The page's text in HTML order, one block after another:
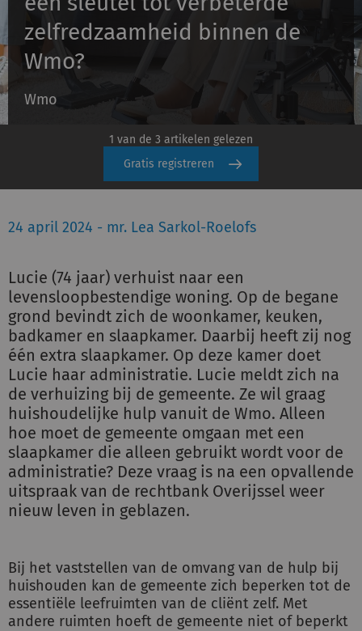
zelfredzaamheid binnen de
Wmo?
Wmo
1 van de 3 artikelen gelezen
Gratis registreren
24 april 2024 - mr. Lea Sarkol-Roelofs
Lucie (74 jaar) verhuist naar een
levensloopbestendige woning. Op de begane
grond bevindt zich de woonkamer, keuken,
badkamer en slaapkamer. Daarbij heeft zij nog
één extra slaapkamer. Op deze kamer doet
Lucie haar administratie. Lucie meldt zich na
de verhuizing bij de gemeente. Ze wil graag
huishoudelijke hulp vanuit de Wmo. Alleen
hoe moet de gemeente omgaan met een
slaapkamer die alleen gebruikt wordt voor de
administratie? Deze vraag is na een opvallende
uitspraak van de rechtbank Overijssel weer
nieuw leven in geblazen.
Bij het vaststellen van de omvang van de hulp bij
huishouden kan de gemeente zich beperken tot de
essentiële leefruimten van de cliënt zelf. Met
andere ruimten hoeft de gemeente niet of beperkt